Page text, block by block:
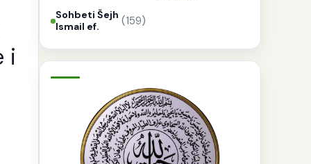
i
Sohbeti Šejh
Ismail ef.
(159)